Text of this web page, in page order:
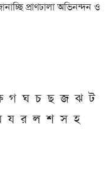
প্রাণঢালা অভিনন্দন ও
গ ঘ চ ছ জ ঝ ট
য র ল শ স হ